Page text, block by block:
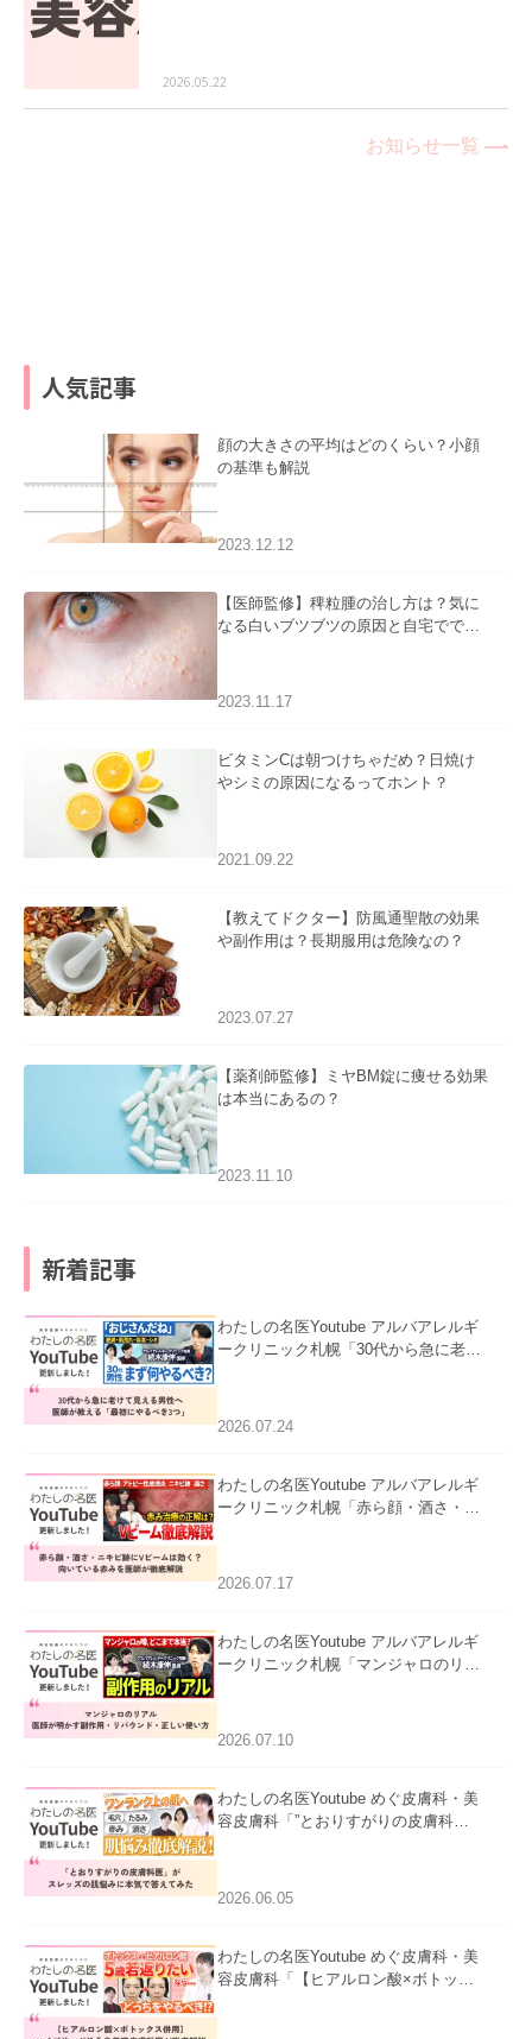
2026.05.22
お知らせ一覧
人気記事
顔の大きさの平均はどのくらい？小顔
の基準も解説
2023.12.12
【医師監修】稗粒腫の治し方は？気に
なる白いブツブツの原因と自宅ででき
2023.11.17
ビタミンCは朝つけちゃだめ？日焼け
やシミの原因になるってホント？
2021.09.22
【教えてドクター】防風通聖散の効果
や副作用は？長期服用は危険なの？
2023.07.27
【薬剤師監修】ミヤBM錠に痩せる効果
は本当にあるの？
2023.11.10
新着記事
わたしの名医Youtube アルバアレルギ
ークリニック札幌「30代から急に老け
た。
2026.07.24
わたしの名医Youtube アルバアレルギ
ークリニック札幌「赤ら顔・酒さ・ニ
ました。
2026.07.17
わたしの名医Youtube アルバアレルギ
ークリニック札幌「マンジャロのリア
た。
2026.07.10
わたしの名医Youtube めぐ皮膚科・美
容皮膚科「”とおりすがりの皮膚科
2026.06.05
わたしの名医Youtube めぐ皮膚科・美
容皮膚科「【ヒアルロン酸×ボトック